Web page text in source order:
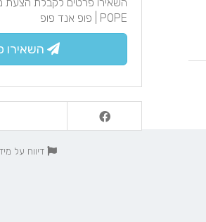
POPE | פופ אנד פופ
השאירו
דיווח על